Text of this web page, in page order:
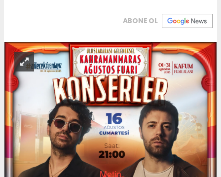
ABONE OL